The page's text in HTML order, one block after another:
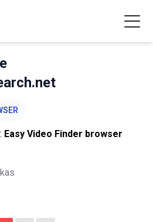
Easy Video Finder browser